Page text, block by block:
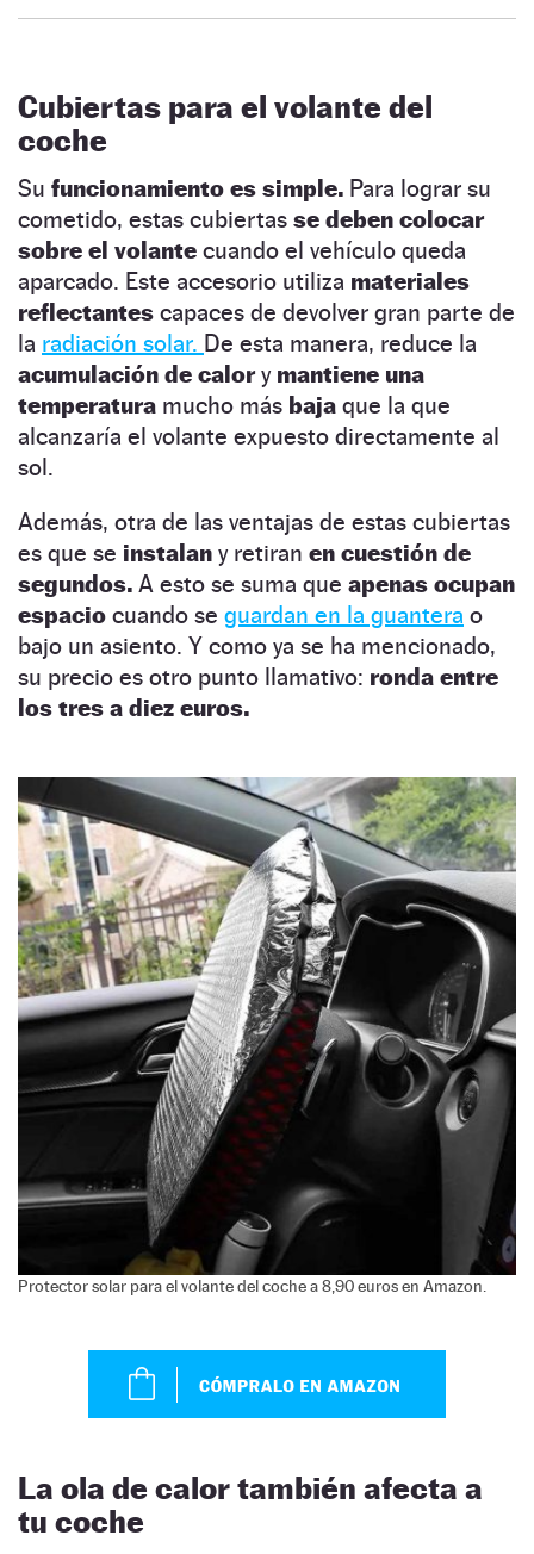
Cubiertas para el volante del
coche
Su funcionamiento es simple. Para lograr su
cometido, estas cubiertas se deben colocar
sobre el volante cuando el vehículo queda
aparcado. Este accesorio utiliza materiales
reflectantes capaces de devolver gran parte de
la radiación solar. De esta manera, reduce la
acumulación de calorymantiene una
temperatura mucho más baja que la que
alcanzaría el volante expuesto directamente al
sol.
Además, otra de las ventajas de estas cubiertas
es que se instalan y retiran en cuestión de
segundos. A esto se suma que apenas ocupan
espacio cuando se guardan en la guantera o
bajo un asiento. Y como ya se ha mencionado,
su precio es otro punto llamativo: ronda entre
los tres a diez euros.
Protector solar para el volante del coche a 8,90 euros en Amazon.
La ola de calor también afecta a
tu coche